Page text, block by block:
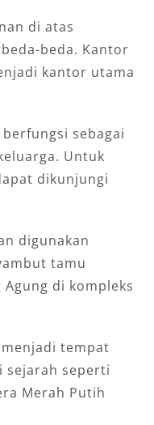
di atas
beda. Kantor
kantor utama
sebagai
Untuk
dikunjungi
digunakan
tamu
di kompleks
tempat
sejarah seperti
Merah Putih